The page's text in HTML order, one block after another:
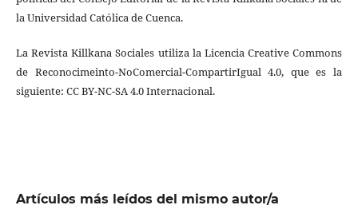
la Universidad Católica de Cuenca.
La Revista Killkana Sociales utiliza la Licencia Creative Commons
de Reconocimeinto-NoComercial-CompartirIgual 4.0, que es la
siguiente: CC BY-NC-SA 4.0 Internacional.
Artículos más leídos del mismo autor/a